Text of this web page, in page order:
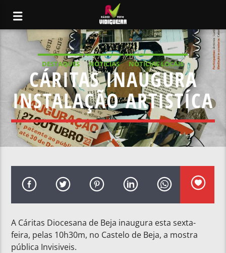
DESTAQUES NOTICIAS
NOTÍCIAS LOCAIS
NOTÍCIAS NACIONAIS
CÁRITAS INAUGURA
INSTALAÇÃO ARTISTÍCA
A Cáritas Diocesana de Beja inaugura esta sexta-
feira, pelas 10h30m, no Castelo de Beja, a mostra
pública Invisiveis.